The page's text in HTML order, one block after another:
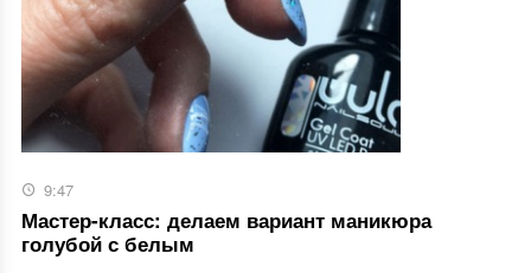
9:47
Мастер-класс: делаем вариант маникюра
голубой с белым